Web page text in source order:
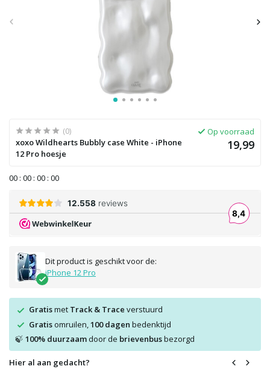
(0)
xoxo Wildhearts Bubbly case White - iPhone
12 Pro hoesje
Op voorraad
19,99
00 : 00 : 00 : 00
Dit product is geschikt voor de:
iPhone 12 Pro
Gratismet Track & Trace verstuurd
Gratisomruilen, 100 dagen bedenktijd
🍃 100% duurzaamdoor de brievenbusbezorgd
Hier al aan gedacht?